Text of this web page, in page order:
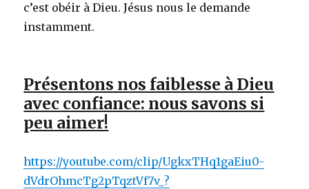
c’est obéir à Dieu. Jésus nous le demande
instamment.
Présentons nos faiblesse à Dieu
avec confiance: nous savons si
peu aimer!
https://youtube.com/clip/UgkxTHq1gaEiu0-
dVdrOhmcTg2pTqztVf7v_?